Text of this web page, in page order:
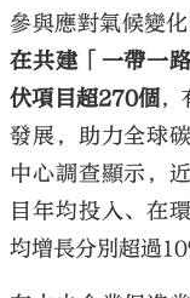
參與應對氣候變化
在共建「一帶一
伏項目超270個 ，
發展，助力全球
中心調查顯示，
目年均投入、在
均增長分別超過